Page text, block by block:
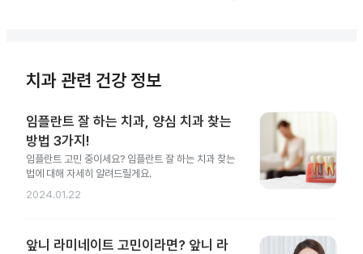
치과 관련 건강 정보
임플란트 잘 하는 치과, 양심 치과 찾는
방법 3가지!
임플란트 고민 중이세요? 임플란트 잘 하는 치과 찾는
법에 대해 자세히 알려드릴게요.
2024.01.22
앞니 라미네이트 고민이라면? 앞니 라